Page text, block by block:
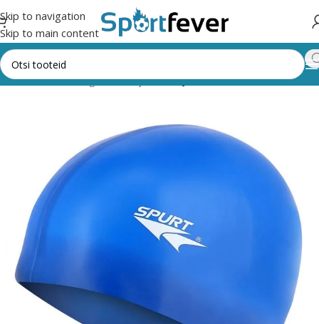
Skip to navigation
Skip to main content
Esileht Kõik kategooriad Ujumine Ujumismütsid